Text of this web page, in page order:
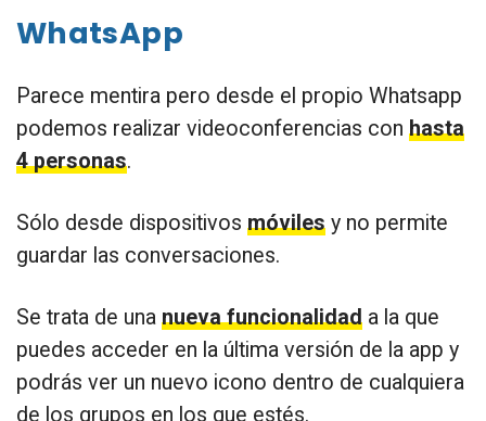
WhatsApp
Parece mentira pero desde el propio Whatsapp
podemos realizar videoconferencias con hasta
4 personas.
Sólo desde dispositivos móviles y no permite
guardar las conversaciones.
Se trata de una nueva funcionalidad a la que
puedes acceder en la última versión de la app y
podrás ver un nuevo icono dentro de cualquiera
de los grupos en los que estés.